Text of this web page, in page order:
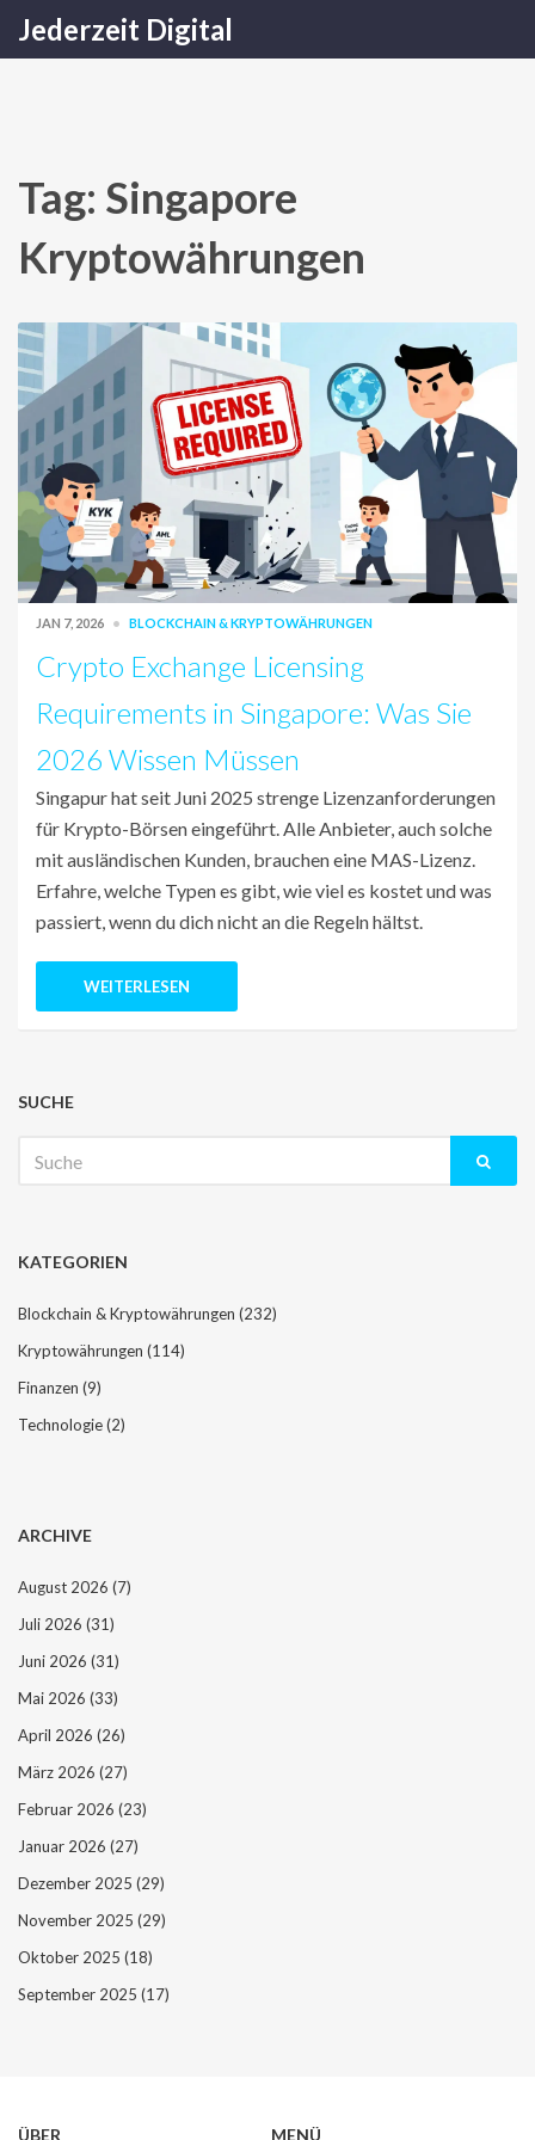
Jederzeit Digital
Tag: Singapore
Kryptowährungen
JAN 7, 2026 BLOCKCHAIN & KRYPTOWÄHRUNGEN
Crypto Exchange Licensing
Requirements in Singapore: Was Sie
2026 Wissen Müssen
Singapur hat seit Juni 2025 strenge Lizenzanforderungen
für Krypto-Börsen eingeführt. Alle Anbieter, auch solche
mit ausländischen Kunden, brauchen eine MAS-Lizenz.
Erfahre, welche Typen es gibt, wie viel es kostet und was
passiert, wenn du dich nicht an die Regeln hältst.
WEITERLESEN
SUCHE
nach:
KATEGORIEN
Blockchain & Kryptowährungen (232)
Kryptowährungen (114)
Finanzen (9)
Technologie(2)
ARCHIVE
August 2026 (7)
Juli 2026 (31)
Juni 2026 (31)
Mai 2026 (33)
April 2026 (26)
März 2026 (27)
Februar 2026 (23)
Januar 2026 (27)
Dezember 2025 (29)
November 2025 (29)
Oktober 2025 (18)
September 2025 (17)
ÜBER MENÜ